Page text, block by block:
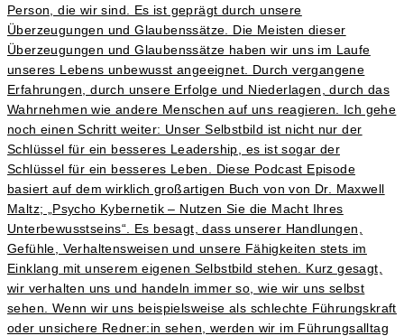
Person, die wir sind. Es ist geprägt durch unsere
Überzeugungen und Glaubenssätze. Die Meisten dieser
Überzeugungen und Glaubenssätze haben wir uns im Laufe
unseres Lebens unbewusst angeeignet. Durch vergangene
Erfahrungen, durch unsere Erfolge und Niederlagen, durch das
Wahrnehmen wie andere Menschen auf uns reagieren. Ich gehe
noch einen Schritt weiter: Unser Selbstbild ist nicht nur der
Schlüssel für ein besseres Leadership, es ist sogar der
Schlüssel für ein besseres Leben. Diese Podcast Episode
basiert auf dem wirklich großartigen Buch von von Dr. Maxwell
Maltz; „Psycho Kybernetik – Nutzen Sie die Macht Ihres
Unterbewusstseins“. Es besagt, dass unserer Handlungen,
Gefühle, Verhaltensweisen und unsere Fähigkeiten stets im
Einklang mit unserem eigenen Selbstbild stehen. Kurz gesagt,
wir verhalten uns und handeln immer so, wie wir uns selbst
sehen. Wenn wir uns beispielsweise als schlechte Führungskraft
oder unsichere Redner:in sehen, werden wir im Führungsalltag